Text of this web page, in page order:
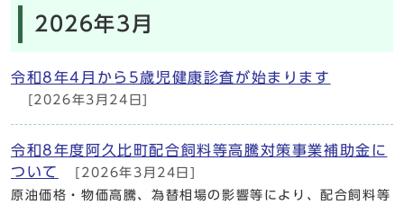
2026年3月
令和8年4月から5歳児健康診査が始まります
[2026年3月24日]
令和8年度阿久比町配合飼料等高騰対策事業補助金に
ついて
[2026年3月24日]
原油価格・物価高騰、為替相場の影響等により、配合飼料等